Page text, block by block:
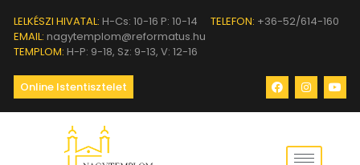
LELKÉSZI HIVATAL: H-Cs: 10-16 P: 10-14 TELEFON: +36-52/614-160
EMAIL: nagytemplom@reformatus.hu
TEMPLOM: H-P: 9-18, Sz: 9-13, V: 12-16
Online Istentisztelet